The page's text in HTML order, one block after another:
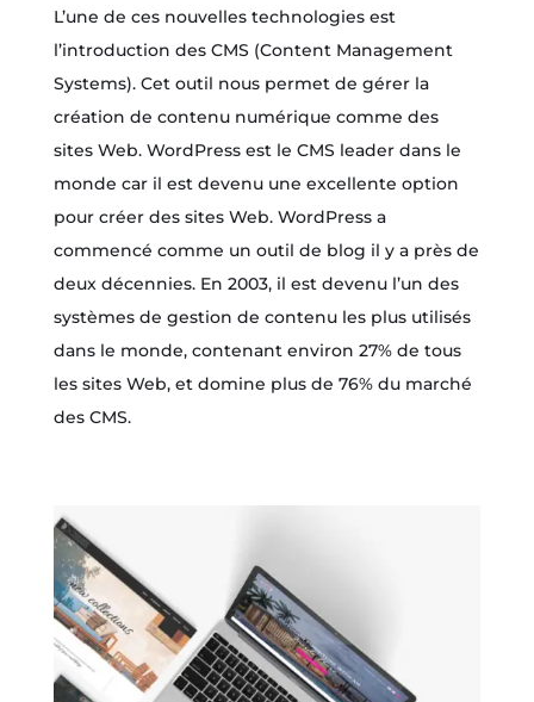
L’une de ces nouvelles technologies est
l’introduction des CMS (Content Management
Systems). Cet outil nous permet de gérer la
création de contenu numérique comme des
sites Web. WordPress est le CMS leader dans le
monde car il est devenu une excellente option
pour créer des sites Web. WordPress a
commencé comme un outil de blog il y a près de
deux décennies. En 2003, il est devenu l’un des
systèmes de gestion de contenu les plus utilisés
dans le monde, contenant environ 27% de tous
les sites Web, et domine plus de 76% du marché
des CMS.